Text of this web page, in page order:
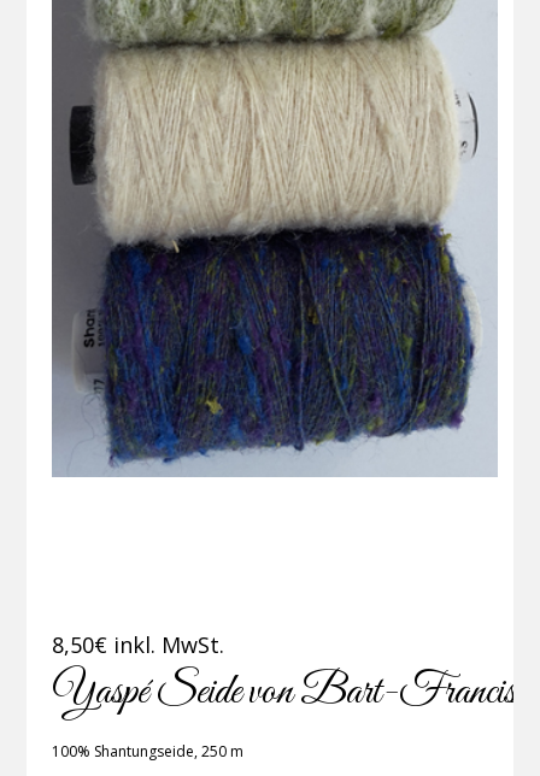
8,50€ inkl. MwSt.
Yaspé Seide von Bart-Francis
100% Shantungseide, 250 m